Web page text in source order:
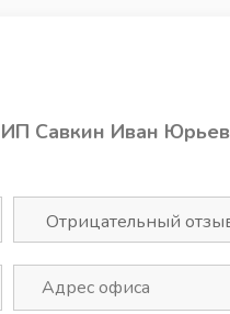
Савкин Иван